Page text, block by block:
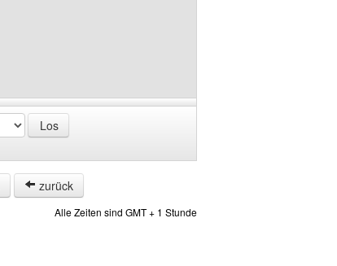
zurück
Alle Zeiten sind GMT + 1 Stunde